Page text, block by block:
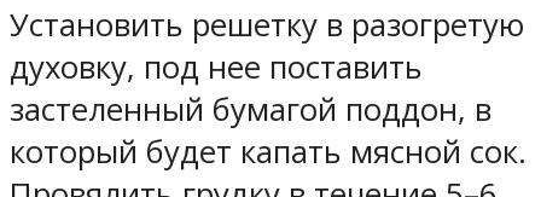
Установить решетку в разогретую
духовку, под нее поставить
застеленный бумагой поддон, в
который будет капать мясной сок.